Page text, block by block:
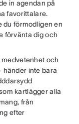
in agendan på
favorittalare.
du förmodligen en
förvänta dig och
och
händer inte bara
kartlägger alla
från
efter